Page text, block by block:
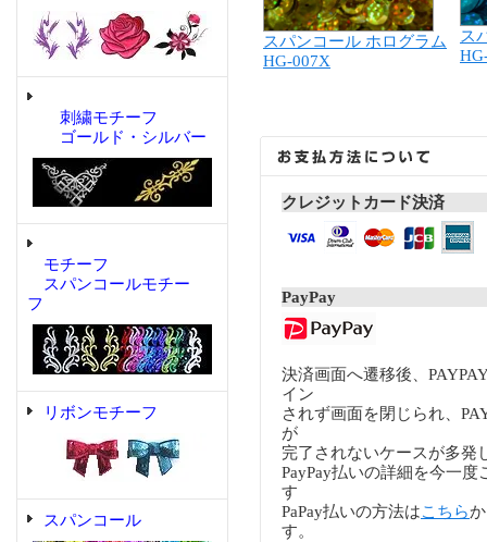
刺繍モチーフ
ゴールド・シルバー
モチーフ
スパンコールモチー
フ
リボンモチーフ
スパンコール
スパンコール ホログラム
HG-007X
ス
クレジットカード決済
PayPay
決済画面へ遷移後、
イン
されず画面を閉じられ、
が
完了されないケースが多発
PayPay払いの詳細を今一度
す
PaPay払いの方法はこちら
す。